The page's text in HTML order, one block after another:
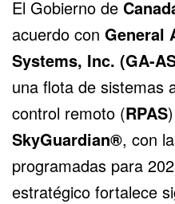
El Gobierno de
acuerdo con General
Systems, Inc. (GA-
una flota de sistemas
control remoto (RPAS)
SkyGuardian®, con
programadas para
estratégico fortalece